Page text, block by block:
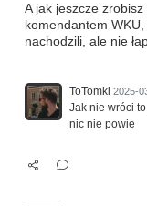
A jak jeszcze
komendantem
nachodzili, ale nie
ToTomki 2025-
Jak nie wróci
nic nie powie